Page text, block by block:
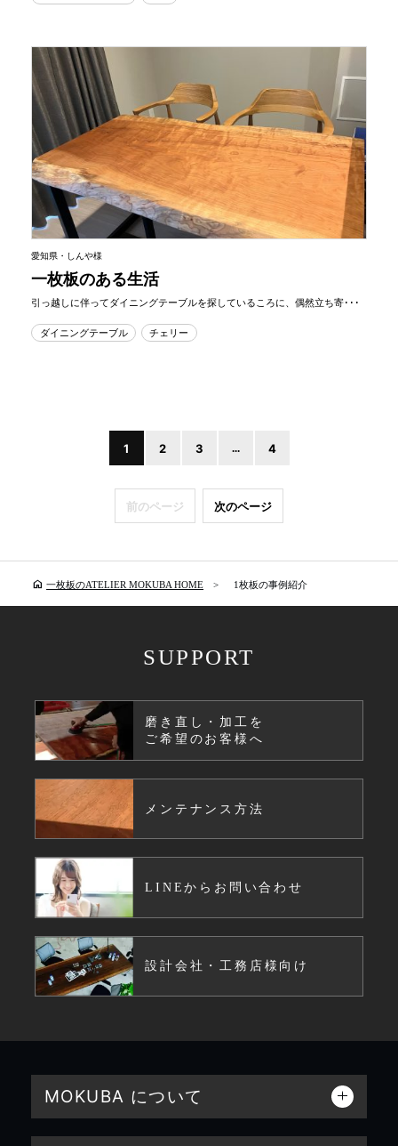
愛知県・しんや様
一枚板のある生活
引っ越しに伴ってダイニングテーブルを探しているころに、偶然立ち寄･･･
ダイニングテーブル チェリー
前のページ
1 2 3 ... 4
次のページ
home 一枚板のATELIER MOKUBA HOME 1枚板の事例紹介
SUPPORT
磨き直し・加工を
ご希望のお客様へ
メンテナンス方法
LINEからお問い合わせ
設計会社・工務店様向け
MOKUBA について